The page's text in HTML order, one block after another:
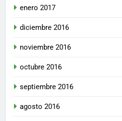
enero 2017
diciembre 2016
noviembre 2016
octubre 2016
septiembre 2016
agosto 2016